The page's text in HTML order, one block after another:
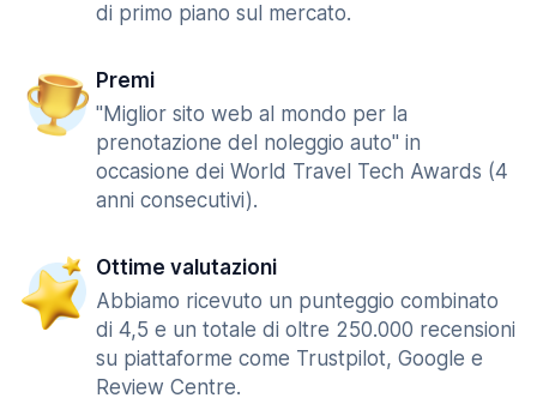
di primo piano sul mercato.
Premi
"Miglior sito web al mondo per la
prenotazione del noleggio auto" in
occasione dei World Travel Tech Awards (4
anni consecutivi).
Ottime valutazioni
Abbiamo ricevuto un punteggio combinato
di 4,5 e un totale di oltre 250.000 recensioni
su piattaforme come Trustpilot, Google e
Review Centre.